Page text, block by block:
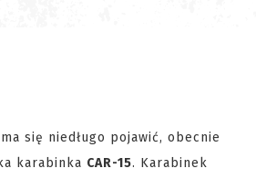
ma się niedługo pojawić, obecnie
karabinka CAR-15. Karabinek